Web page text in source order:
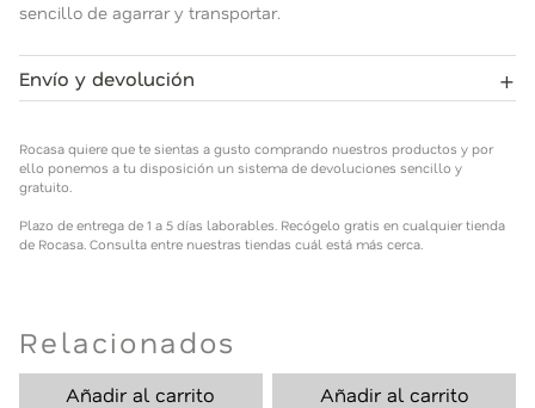
sencillo de agarrar y transportar.
Envío y devolución +
productos y por ello ponemos a tu disposición un sistema de
devoluciones sencillo y gratuito.
cualquier tienda de Rocasa. Consulta entre nuestras tiendas
Rocasa quiere que te sientas a gusto comprando nuestros productos y por
ello ponemos a tu disposición un sistema de devoluciones sencillo y
gratuito.
Plazo de entrega de 1 a 5 días laborables. Recógelo gratis en cualquier tienda
de Rocasa. Consulta entre nuestras tiendas cuál está más cerca.
Relacionados
Añadir al carrito Añadir al carrito